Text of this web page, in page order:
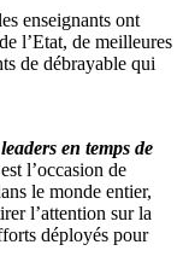
enseignants ont
l’Etat, de meilleures
de débrayable qui
en temps de
l’occasion de
le monde entier,
l’attention sur la
déployés pour